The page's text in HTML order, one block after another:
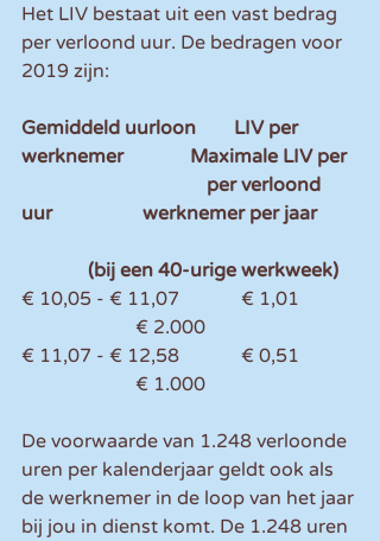
Het LIV bestaat uit een vast bedrag
per verloond uur. De bedragen voor
2019 zijn:
Gemiddeld uurloon        LIV per
werknemer              Maximale LIV per
uur                   werknemer per jaar
              (bij een 40-urige werkweek)
€ 10,05 - € 11,07             € 1,01
                        € 2.000
€ 11,07 - € 12,58             € 0,51
                        € 1.000
De voorwaarde van 1.248 verloonde
uren per kalenderjaar geldt ook als
de werknemer in de loop van het jaar
bij jou in dienst komt. De 1.248 uren